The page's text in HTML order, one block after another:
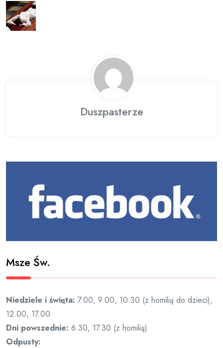
Duszpasterze
Msze Św.
Niedziele i święta: 7.00, 9.00, 10.30 (z homilią do dzieci),
12.00, 17.00
Dni powszednie: 6.30, 17.30 (z homilią)
Odpusty: